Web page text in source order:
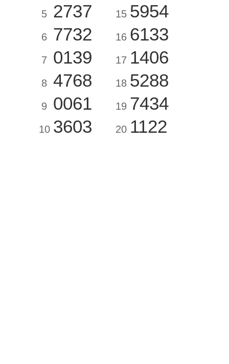
5 2737
6 7732
7 0139
8 4768
9 0061
10 3603
15 5954
16 6133
17 1406
18 5288
19 7434
20 1122